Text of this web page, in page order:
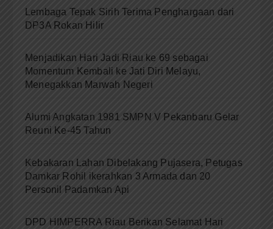
Lembaga Tepak Sirih Terima Penghargaan dari
DP3A Rokan Hilir
Menjadikan Hari Jadi Riau ke 69 sebagai
Momentum Kembali ke Jati Diri Melayu,
Menegakkan Marwah Negeri
Alumi Angkatan 1981 SMPN V Pekanbaru Gelar
Reuni Ke-45 Tahun
Kebakaran Lahan Dibelakang Pujasera, Petugas
Damkar Rohil ikerahkan 3 Armada dan 20
Personil Padamkan Api
DPD HIMPERRA Riau Berikan Selamat Hari